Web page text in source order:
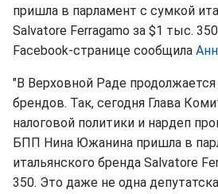
пришла в парламент с сумкой
Salvatore Ferragamo за $1 тыс.
Facebook-странице сообщила
"В Верховной Раде продолжается
брендов. Так, сегодня Глава
налоговой политики и нардеп
БПП Нина Южанина пришла в
итальянского бренда Salvatore
350. Это даже не одна